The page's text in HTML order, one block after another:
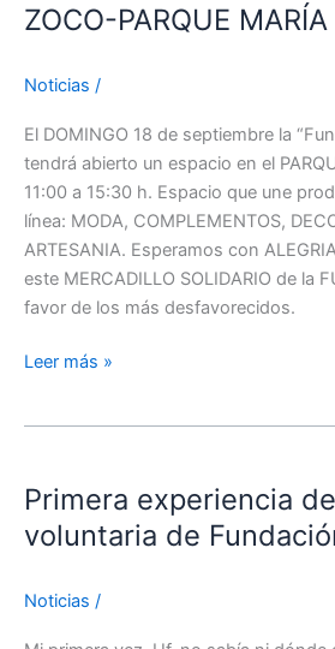
ZOCO-PARQUE
Noticias /
El DOMINGO 18 de septiembre la
tendrá abierto un espacio en el
11:00 a 15:30 h. Espacio que une
línea: MODA, COMPLEMENTOS,
ARTESANIA. Esperamos con
este MERCADILLO SOLIDARIO de la
favor de los más desfavorecidos.
MARÍA
Leer más »
Primera experiencia
voluntaria de
Noticias /
de
una
Fundación
DEPAUL.